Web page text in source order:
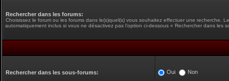
Rechercher dans les forums:
Choisissez le forum ou les forums dans le(s)quel(s) vous souhaitez effectuer une recherche.
automatiquement inclus si vous ne désactivez pas l’option ci-dessous « Rechercher dans les
Rechercher dans les sous-forums: Oui Non